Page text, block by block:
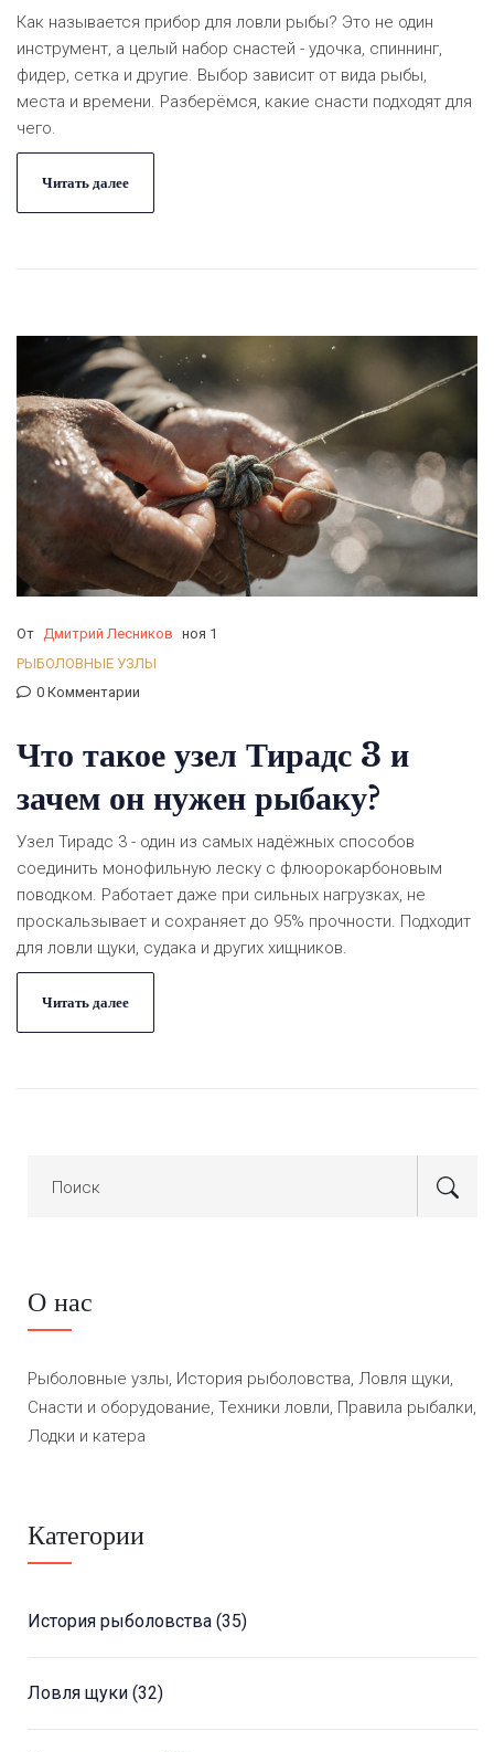
Как называется прибор для ловли рыбы? Это не один
инструмент, а целый набор снастей - удочка, спиннинг,
фидер, сетка и другие. Выбор зависит от вида рыбы,
места и времени. Разберёмся, какие снасти подходят для
чего.
Читать далее
От Дмитрий Лесников ноя 1
РЫБОЛОВНЫЕ УЗЛЫ
0 Комментарии
Что такое узел Тирадс 3 и
зачем он нужен рыбаку?
Узел Тирадс 3 - один из самых надёжных способов
соединить монофильную леску с флюорокарбоновым
поводком. Работает даже при сильных нагрузках, не
проскальзывает и сохраняет до 95% прочности. Подходит
для ловли щуки, судака и других хищников.
Читать далее
О нас
Рыболовные узлы, История рыболовства, Ловля щуки,
Снасти и оборудование, Техники ловли, Правила рыбалки,
Лодки и катера
Категории
История рыболовства (35)
Ловля щуки (32)